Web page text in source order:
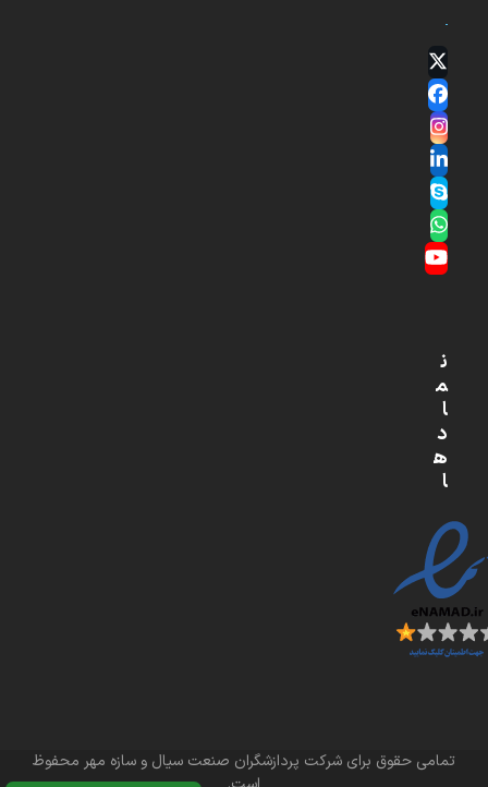
Twitter
(deprecated)
Facebook
Instagram
LinkedIn
Skype
Whatsapp
YouTube
ن
م
ا
د
ه
ا
تمامی حقوق برای شرکت پردازشگران صنعت سیال و سازه مهر محفوظ